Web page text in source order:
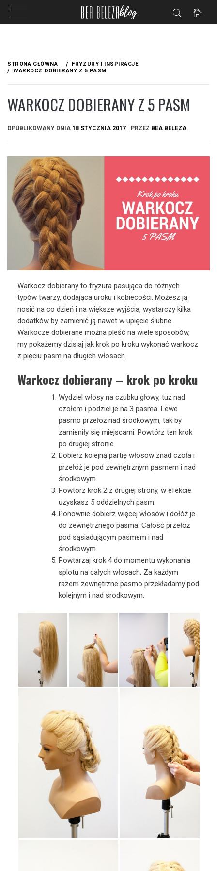
treści
STRONA GŁÓWNA
FRYZURY I INSPIRACJE
WARKOCZ DOBIERANY Z 5 PASM
WARKOCZ DOBIERANY Z 5 PASM
OPUBLIKOWANY DNIA 18 STYCZNIA 2017 PRZEZ BEA BELEZA
Warkocz dobierany to fryzura pasująca do różnych
typów twarzy, dodająca uroku i kobiecości. Możesz ją
nosić na co dzień i na większe wyjścia, wystarczy kilka
dodatków by zamienić ją nawet w upięcie ślubne.
Warkocze dobierane można pleść na wiele sposobów,
my pokażemy dzisiaj jak krok po kroku wykonać warkocz
z pięciu pasm na długich włosach.
Warkocz dobierany – krok po kroku
Wydziel włosy na czubku głowy, tuż nad
czołem i podziel je na 3 pasma. Lewe
pasmo przełóż nad środkowym, tak by
zamieniły się miejscami. Powtórz ten krok
po drugiej stronie.
Dobierz kolejną partię włosów znad czoła i
przełóż je pod zewnętrznym pasmem i nad
środkowym.
Powtórz krok 2 z drugiej strony, w efekcie
uzyskasz 5 oddzielnych pasm.
Ponownie dobierz więcej włosów i dołóż je
do zewnętrznego pasma. Całość przełóż
pod sąsiadującym pasmem i nad
środkowym.
Powtarzaj krok 4 do momentu wykonania
splotu na całych włosach. Za każdym
razem zewnętrzne pasmo przekładamy pod
kolejnym i nad środkowym.